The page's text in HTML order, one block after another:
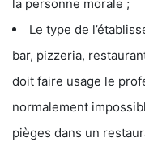
la personne morale ;
Le type de
bar, pizzeria,
doit faire usage le
normalement
pièges dans un